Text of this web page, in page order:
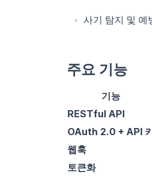
사기 탐지 및 예
주요 기능
기능
RESTful API
OAuth 2.0 + API
웹훅
토큰화